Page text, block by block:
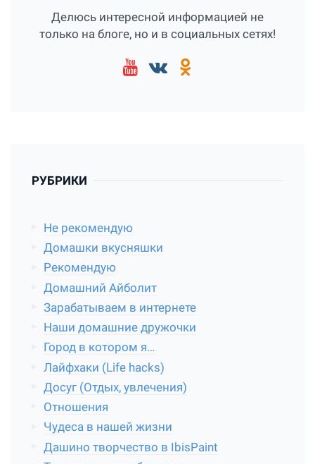
Делюсь интересной информацией не
только на блоге, но и в социальных сетях!
РУБРИКИ
Не рекомендую
Домашки вкусняшки
Рекомендую
Домашний Айболит
Зарабатываем в интернете
Наши домашние дружочки
Город в котором я…
Лайфхаки (Life hacks)
Досуг (Отдых, увлечения)
Отношения
Чудеса в нашей жизни
Дашино творчество в IbisPaint